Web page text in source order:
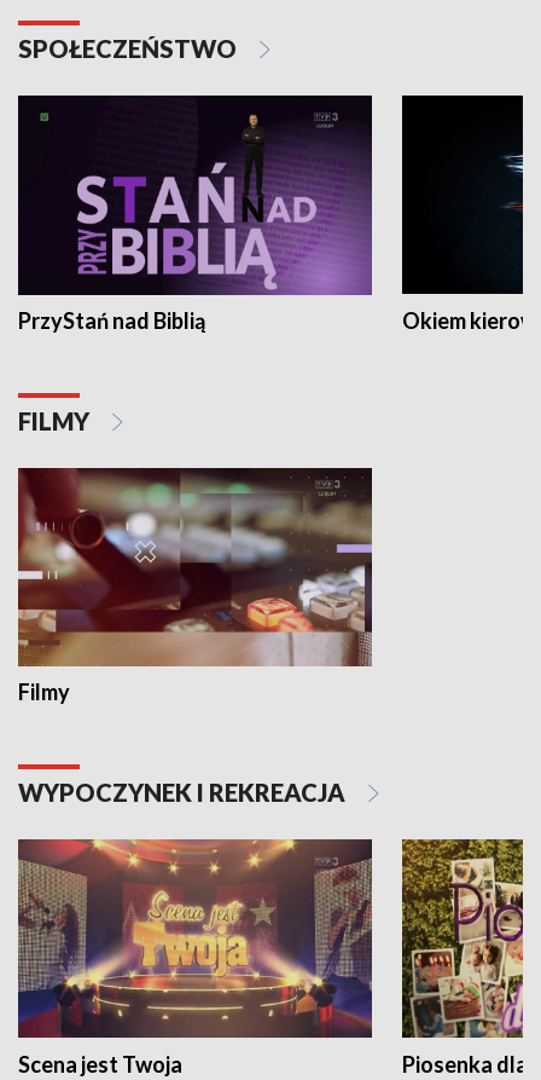
SPOŁECZEŃSTWO
PrzyStań nad Biblią Okiem
FILMY
Filmy
WYPOCZYNEK I REKREACJA
Scena jest Twoja Piosenka dla